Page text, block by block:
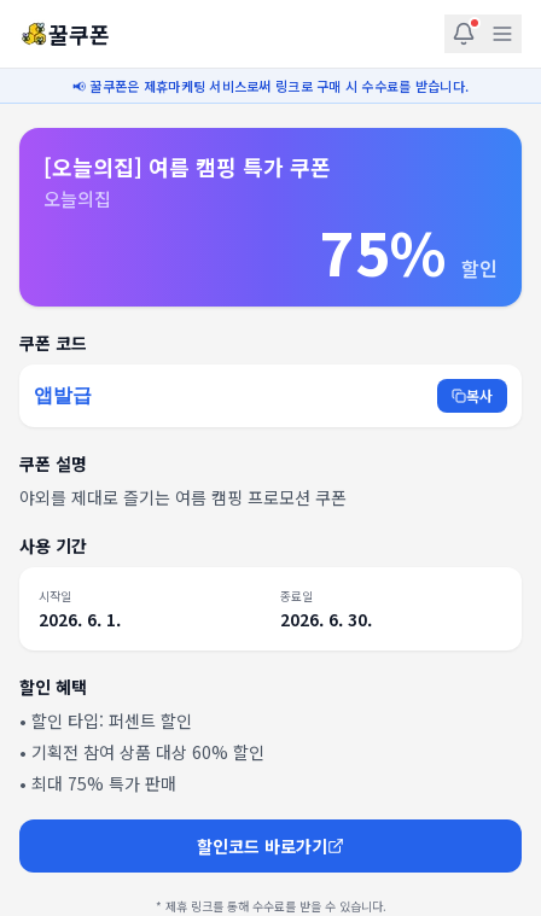
꿀쿠폰
📢 꿀쿠폰은 제휴마케팅 서비스로써 링크로 구매 시 수수료를 받습니다.
[오늘의집] 여름 캠핑 특가 쿠폰
오늘의집
75% 할인
쿠폰 코드
앱발급 복사
쿠폰 설명
야외를 제대로 즐기는 여름 캠핑 프로모션 쿠폰
사용 기간
시작일
2026. 6. 1.
종료일
2026. 6. 30.
할인 혜택
• 할인 타입: 퍼센트 할인
• 기획전 참여 상품 대상 60% 할인
• 최대 75% 특가 판매
할인코드 바로가기
* 제휴 링크를 통해 수수료를 받을 수 있습니다.